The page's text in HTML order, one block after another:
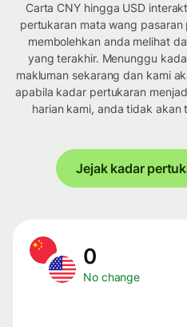
Carta CNY hingga USD
pertukaran mata wang
membolehkan anda melihat
yang terakhir. Menunggu
makluman sekarang dan kami
apabila kadar pertukaran
harian kami, anda tidak
Jejak kadar
0
No change